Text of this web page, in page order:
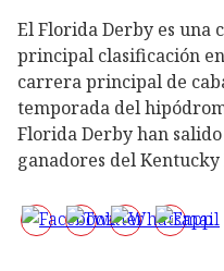
El Florida Derby es una
principal clasificación
carrera principal de
temporada del
Florida Derby han
ganadores del Kentucky